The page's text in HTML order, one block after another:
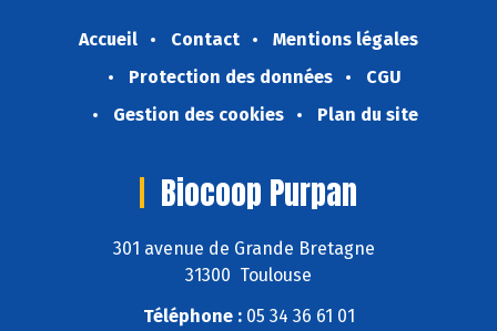
Accueil Contact
Mentions légales
Protection des données
CGU
Gestion des cookies
Plan du site
Biocoop Purpan
301 avenue de Grande Bretagne
31300 Toulouse
Téléphone :05 34 36 61 01